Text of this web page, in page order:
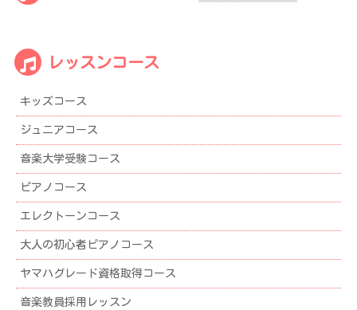
ブ
レッスンコース
キッズコース
ジュニアコース
音楽大学受験コース
ピアノコース
エレクトーンコース
大人の初心者ピアノコース
ヤマハグレード資格取得コース
音楽教員採用レッスン